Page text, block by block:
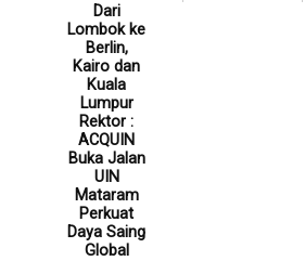
Dari
Lombok ke
Berlin,
Kairo dan
Kuala
Lumpur
Rektor :
ACQUIN
Buka Jalan
UIN
Mataram
Perkuat
Daya Saing
Global